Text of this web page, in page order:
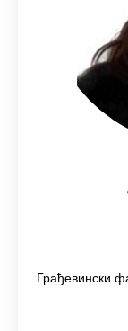
Грађевински